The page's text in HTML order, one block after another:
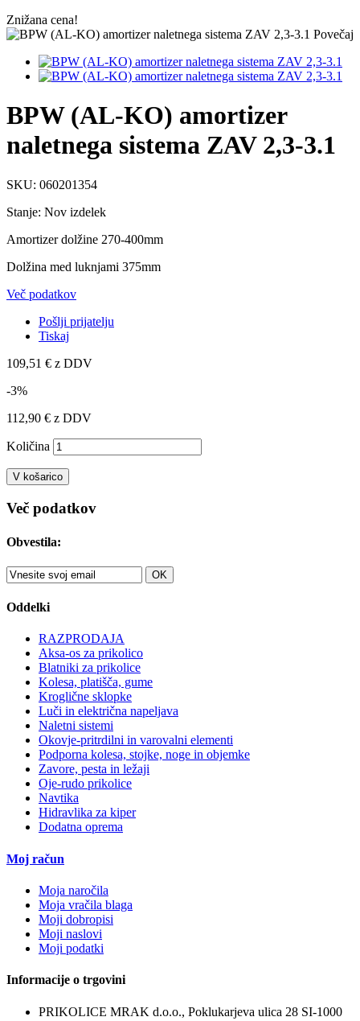
Znižana cena!
Povečaj
BPW (AL-KO) amortizer
naletnega sistema ZAV 2,3-3.1
SKU: 060201354
Stanje: Nov izdelek
Amortizer dolžine 270-400mm
Dolžina med luknjami 375mm
Več podatkov
Pošlji prijatelju
Tiskaj
109,51 € z DDV
-3%
112,90 € z DDV
Količina
V košarico
Več podatkov
Obvestila:
OK
Oddelki
RAZPRODAJA
Aksa-os za prikolico
Blatniki za prikolice
Kolesa, platišča, gume
Kroglične sklopke
Luči in električna napeljava
Naletni sistemi
Okovje-pritrdilni in varovalni elementi
Podporna kolesa, stojke, noge in objemke
Zavore, pesta in ležaji
Oje-rudo prikolice
Navtika
Hidravlika za kiper
Dodatna oprema
Moj račun
Moja naročila
Moja vračila blaga
Moji dobropisi
Moji naslovi
Moji podatki
Informacije o trgovini
PRIKOLICE MRAK d.o.o., Poklukarjeva ulica 28 SI-1000